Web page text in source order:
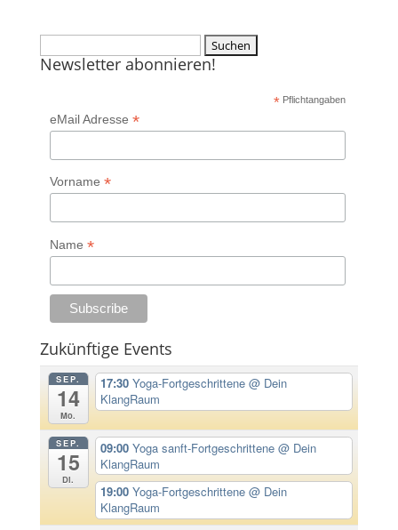
nach:
Newsletter abonnieren!
* Pflichtangaben
eMail Adresse *
Vorname *
Name *
Zukünftige Events
SEP.
14
Mo.
17:30Yoga-Fortgeschrittene@ Dein
KlangRaum
SEP.
15
Di.
09:00Yoga sanft-Fortgeschrittene@ Dein
KlangRaum
19:00Yoga-Fortgeschrittene@ Dein
KlangRaum